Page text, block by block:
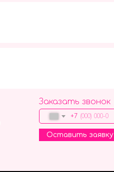
Заказать звонок
+7
Оставить заявку